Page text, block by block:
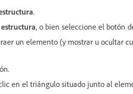
.
, o bien seleccione el botón
un elemento (y mostrar u ocultar
en el triángulo situado junto al